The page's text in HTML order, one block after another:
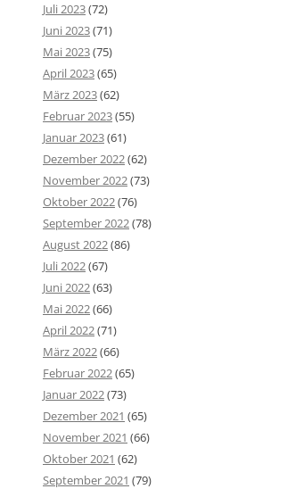
Juli 2023(72)
Juni 2023(71)
Mai 2023(75)
April 2023(65)
März 2023(62)
Februar 2023(55)
Januar 2023(61)
Dezember 2022(62)
November 2022(73)
Oktober 2022(76)
September 2022(78)
August 2022(86)
Juli 2022(67)
Juni 2022(63)
Mai 2022(66)
April 2022(71)
März 2022(66)
Februar 2022(65)
Januar 2022(73)
Dezember 2021 (65)
November 2021 (66)
Oktober 2021 (62)
September 2021 (79)